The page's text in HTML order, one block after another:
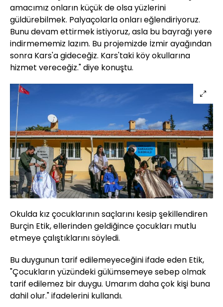
amacımız onların küçük de olsa yüzlerini
güldürebilmek. Palyaçolarla onları eğlendiriyoruz.
Bunu devam ettirmek istiyoruz, asla bu bayrağı yere
indirmememiz lazım. Bu projemizde İzmir ayağından
sonra Kars'a gideceğiz. Kars'taki köy okullarına
hizmet vereceğiz." diye konuştu.
Okulda kız çocuklarının saçlarını kesip şekillendiren
Burçin Etik, ellerinden geldiğince çocukları mutlu
etmeye çalıştıklarını söyledi.
Bu duygunun tarif edilemeyeceğini ifade eden Etik,
"Çocukların yüzündeki gülümsemeye sebep olmak
tarif edilemez bir duygu. Umarım daha çok kişi buna
dahil olur." ifadelerini kullandı.